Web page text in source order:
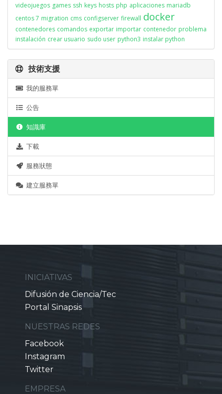
videojuegos games ssh keys hosts php aplicaciones mariadb
centos 7 migration cms configserver firewall docker
contenedores comandos exportar importar contenedor problema
instalación crear usuario sudo user python3 instalar python
技術支援
我的服務單
公告
知識庫
下載
服務狀態
建立服務單
INICIATIVAS
Difusión de Ciencia/Tec
Portal Sinapsis
NUESTRAS REDES
Facebook
Instagram
Twitter
EMPRESA